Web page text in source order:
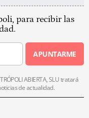
para recibir las
APUNTARME
ABIERTA, SLU tratará
de actualidad.